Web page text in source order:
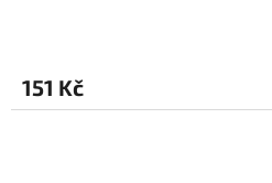
151 Kč